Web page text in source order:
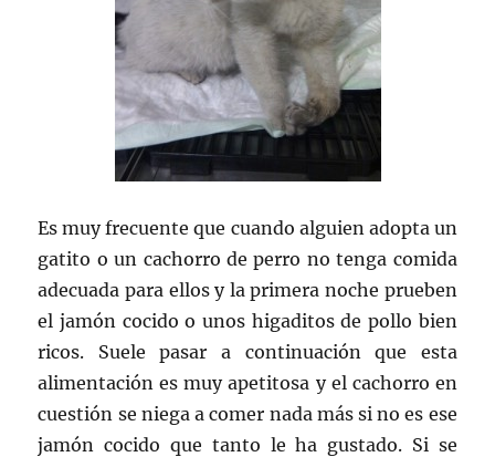
Es muy frecuente que cuando alguien adopta un
gatito o un cachorro de perro no tenga comida
adecuada para ellos y la primera noche prueben
el jamón cocido o unos higaditos de pollo bien
ricos. Suele pasar a continuación que esta
alimentación es muy apetitosa y el cachorro en
cuestión se niega a comer nada más si no es ese
jamón cocido que tanto le ha gustado. Si se